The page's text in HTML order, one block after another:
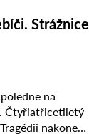
Strážnice
na
Čtyřiatřicetiletý
nakonec